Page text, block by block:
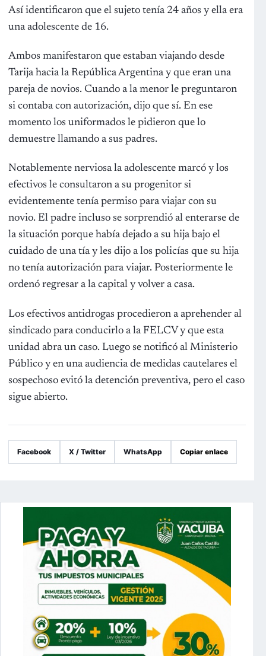
Así identificaron que el sujeto tenía 24 años y ella era
una adolescente de 16.
Ambos manifestaron que estaban viajando desde
Tarija hacia la República Argentina y que eran una
pareja de novios. Cuando a la menor le preguntaron
si contaba con autorización, dijo que sí. En ese
momento los uniformados le pidieron que lo
demuestre llamando a sus padres.
Notablemente nerviosa la adolescente marcó y los
efectivos le consultaron a su progenitor si
evidentemente tenía permiso para viajar con su
novio. El padre incluso se sorprendió al enterarse de
la situación porque había dejado a su hija bajo el
cuidado de una tía y les dijo a los policías que su hija
no tenía autorización para viajar. Posteriormente le
ordenó regresar a la capital y volver a casa.
Los efectivos antidrogas procedieron a aprehender al
sindicado para conducirlo a la FELCV y que esta
unidad abra un caso. Luego se notificó al Ministerio
Público y en una audiencia de medidas cautelares el
sospechoso evitó la detención preventiva, pero el caso
sigue abierto.
Facebook X / Twitter WhatsApp Copiar enlace